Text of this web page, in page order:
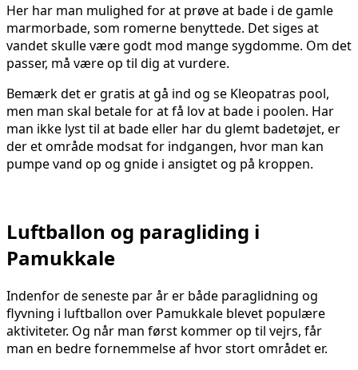
Her har man mulighed for at prøve at bade i de gamle
marmorbade, som romerne benyttede. Det siges at
vandet skulle være godt mod mange sygdomme. Om det
passer, må være op til dig at vurdere.
Bemærk det er gratis at gå ind og se Kleopatras pool,
men man skal betale for at få lov at bade i poolen. Har
man ikke lyst til at bade eller har du glemt badetøjet, er
der et område modsat for indgangen, hvor man kan
pumpe vand op og gnide i ansigtet og på kroppen.
Luftballon og paragliding i
Pamukkale
Indenfor de seneste par år er både paraglidning og
flyvning i luftballon over Pamukkale blevet populære
aktiviteter. Og når man først kommer op til vejrs, får
man en bedre fornemmelse af hvor stort området er.